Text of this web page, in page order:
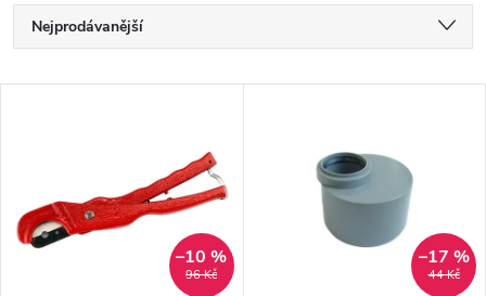
Ř
a
n
Nejprodávanější
p
96 Kč
–10 %
44 Kč
–17 %